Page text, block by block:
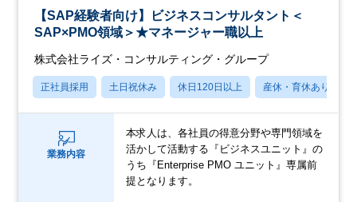
【SAP経験者向け】ビジネスコンサルタント＜
SAP×PMO領域＞★マネージャー職以上
株式会社ライズ・コンサルティング・グループ
正社員採用 土日祝休み 休日120日以上 産休・育休あり
業務内容
本求人は、各社員の得意分野や専門領域を
活かして活動する『ビジネスユニット』の
うち『Enterprise PMO ユニット』専属前
提となります。